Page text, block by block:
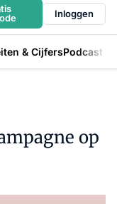
Inloggen
& CijfersPodcast
op